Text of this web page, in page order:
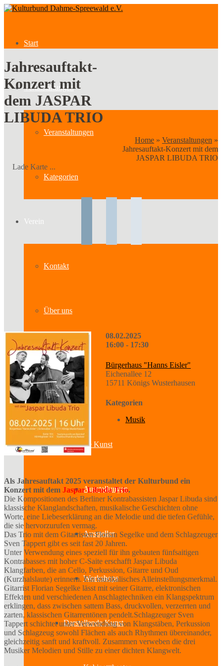
Start
Veranstaltungen
Veranstaltungen
Kategorien
Verein
Kontakt
Über uns
Geschichte
Sparten
Bildende Kunst
Ausstellungen
Aussteller
Workshops
Darstellende Kunst
Jahresauftakt-
Konzert mit
dem JASPAR
LIBUDA TRIO
Home » Veranstaltungen »
Jahresauftakt-Konzert mit dem
JASPAR LIBUDA TRIO
Lade Karte ...
08.02.2025
16:00 - 17:30
Bürgerhaus "Hanns Eisler"
Eichenallee 12
15711 Königs Wusterhausen
Kategorien
Musik
Als Jahresauftakt 2025 veranstaltet der Kulturbund ein
Konzert mit dem Jaspar Libuda Trio.
Die Kompositionen des Berliner Kontrabassisten Jaspar Libuda sind
klassische Klanglandschaften, musikalische Geschichten ohne
Worte, eine Liebeserklärung an die Melodie und die tiefen Gefühle,
die sie hervorzurufen vermag.
Das Trio mit dem Gitarristen Florian Segelke und dem Schlagzeuger
Sven Tappert gibt es seit fast 20 Jahren.
Unter Verwendung eines speziell für ihn gebauten fünfsaitigen
Kontrabasses mit hoher C-Saite erschafft Jaspar Libuda
Klangfarben, die an Cello, Perkussion, Gitarre und Oud
(Kurzhalslaute) erinnern. Ein musikalisches Alleinstellungsmerkmal.
Gitarrist Florian Segelke lässt mit seiner Gitarre, elektronischen
Effekten und verschiedenen Anschlagtechniken ein Klangspektrum
erklingen, dass zwischen sattem Bass, druckvollen, verzerrten und
zarten, klassischen Gitarrentönen pendelt.Schlagzeuger Sven
Tappert schichtet unter Verwendung von Klangstäben, Perkussion
und Schlagzeug sowohl Flächen als auch Rhythmen übereinander,
gleichzeitig sanft und kraftvoll. Zusammen verweben die drei
Musiker Melodien und Stille zu einer dichten Klangwelt.